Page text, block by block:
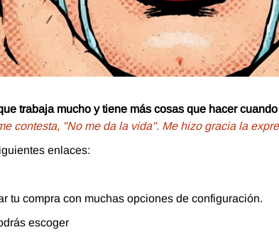
trabaja mucho y tiene más cosas que hacer
contesta, "No me da la vida". Me hizo gracia la
enlaces:
tu compra con muchas opciones de configuración.
escoger